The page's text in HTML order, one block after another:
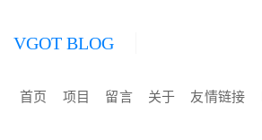
VGOT BLOG
首页 项目 留言 关于 友情链接